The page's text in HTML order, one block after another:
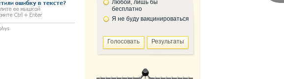
Любой, лишь бы
бесплатно
Я не буду вакцинироваться